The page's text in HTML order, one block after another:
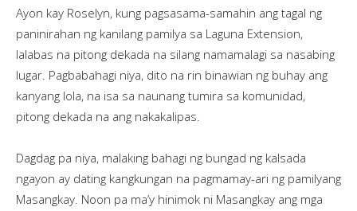
Ayon kay Roselyn, kung pagsasama-samahin ang tagal ng
paninirahan ng kanilang pamilya sa Laguna Extension,
lalabas na pitong dekada na silang namamalagi sa nasabing
lugar. Pagbabahagi niya, dito na rin binawian ng buhay ang
kanyang lola, na isa sa naunang tumira sa komunidad,
pitong dekada na ang nakakalipas.
Dagdag pa niya, malaking bahagi ng bungad ng kalsada
ngayon ay dating kangkungan na pagmamay-ari ng pamilyang
Masangkay. Noon pa ma’y hinimok ni Masangkay ang mga